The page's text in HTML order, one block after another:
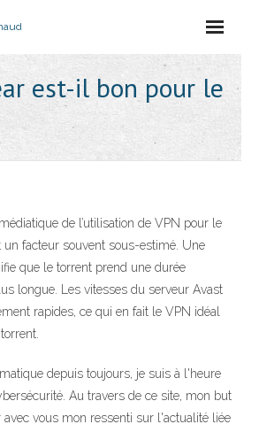
est-il bon pour le
de l’utilisation de VPN pour le
un facteur souvent sous-estimé. Une
que le torrent prend une durée
longue. Les vitesses du serveur Avast
rapides, ce qui en fait le VPN idéal
depuis toujours, je suis à l'heure
Au travers de ce site, mon but
vous mon ressenti sur l'actualité liée